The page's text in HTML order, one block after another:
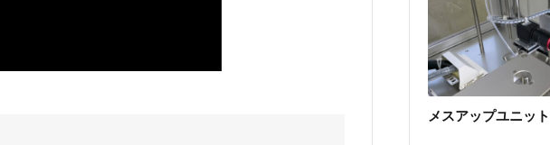
メスアップユニット